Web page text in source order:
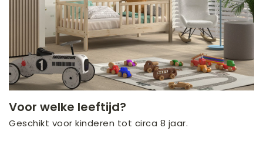
Voor welke leeftijd?
Geschikt voor kinderen tot circa 8 jaar.